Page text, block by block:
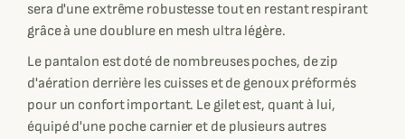
sera d'une extrême robustesse tout en restant respirant
grâce à une doublure en mesh ultra légère.
Le pantalon est doté de nombreuses poches, de zip
d'aération derrière les cuisses et de genoux préformés
pour un confort important. Le gilet est, quant à lui,
équipé d'une poche carnier et de plusieurs autres